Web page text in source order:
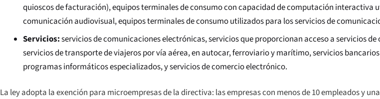
quioscos de facturación), equipos terminales de consumo con capacidad de computación interactiva
comunicación audiovisual, equipos terminales de consumo utilizados para los servicios de
Servicios:servicios de comunicaciones electrónicas, servicios que proporcionan acceso a servicios
servicios de transporte de viajeros por vía aérea, en autocar, ferroviario y marítimo, servicios
programas informáticos especializados, y servicios de comercio electrónico.
La ley adopta la exención para microempresas de la directiva: las empresas con menos de 10 empleados y